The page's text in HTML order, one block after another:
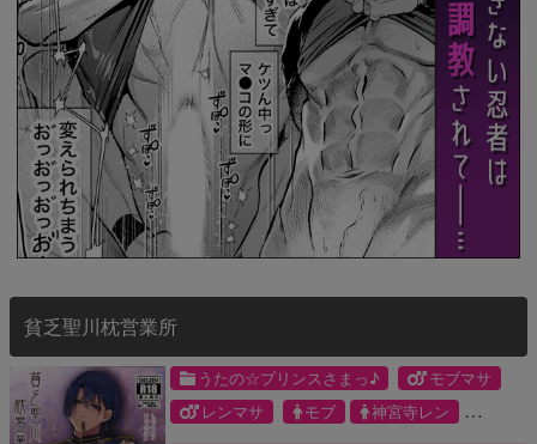
貧乏聖川枕営業所
うたの☆プリンスさまっ♪
モブマサ
レンマサ
モブ
神宮寺レン